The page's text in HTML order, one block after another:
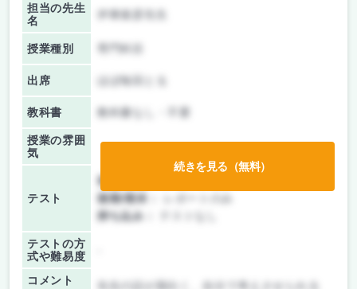
担当の先生
名
伊東俊彦先生
授業種別
出席 ほぼ毎回とる
教科書 教科書なし・不要
授業の雰囲
気
テスト
前期/中間：
後期/期末：
持ち込み：
テストの方
式や難易度
コメント
続きを見る（無料）